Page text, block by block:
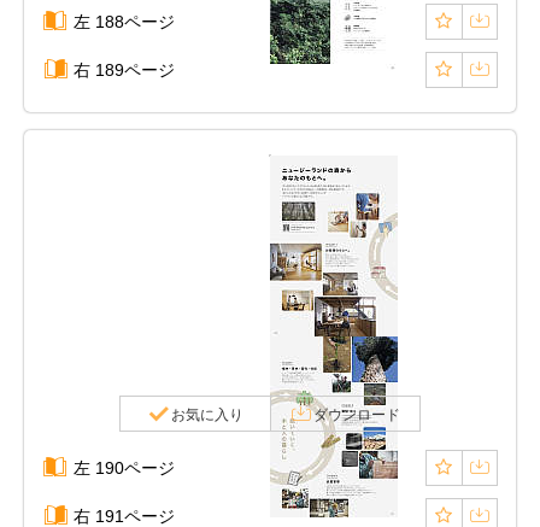
左 188ページ
右 189ページ
お気に入り ダウンロード
左 190ページ
右 191ページ